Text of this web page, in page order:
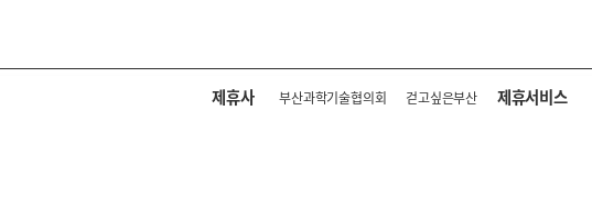
제휴사 부산과학기술협의회 걷고싶은부산 제휴서비스